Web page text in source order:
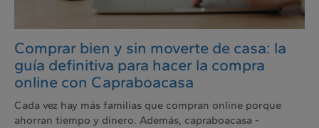
Comprar bien y sin moverte de casa: la
guía definitiva para hacer la compra
online con Capraboacasa
Cada vez hay más familias que compran online porque
ahorran tiempo y dinero. Además, capraboacasa -